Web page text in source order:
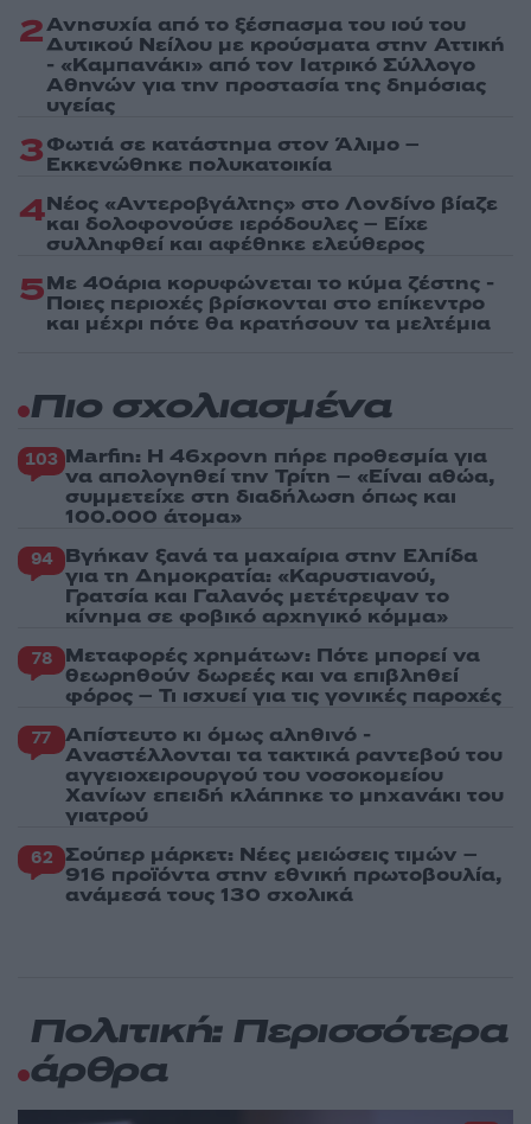
2Ανησυχία από το ξέσπασμα του ιού του
Δυτικού Νείλου με κρούσματα στην Αττική
- «Καμπανάκι» από τον Ιατρικό Σύλλογο
Αθηνών για την προστασία της δημόσιας
υγείας
3Φωτιά σε κατάστημα στον Άλιμο –
Εκκενώθηκε πολυκατοικία
4Νέος «Αντεροβγάλτης» στο Λονδίνο βίαζε
και δολοφονούσε ιερόδουλες – Είχε
συλληφθεί και αφέθηκε ελεύθερος
5Με 40άρια κορυφώνεται το κύμα ζέστης -
Ποιες περιοχές βρίσκονται στο επίκεντρο
και μέχρι πότε θα κρατήσουν τα μελτέμια
Πιο σχολιασμένα
103 Marfin: Η 46χρονη πήρε προθεσμία για
να απολογηθεί την Τρίτη – «Είναι αθώα,
συμμετείχε στη διαδήλωση όπως και
100.000 άτομα»
94 Βγήκαν ξανά τα μαχαίρια στην Ελπίδα
για τη Δημοκρατία: «Καρυστιανού,
Γρατσία και Γαλανός μετέτρεψαν το
κίνημα σε φοβικό αρχηγικό κόμμα»
78 Μεταφορές χρημάτων: Πότε μπορεί να
θεωρηθούν δωρεές και να επιβληθεί
φόρος – Τι ισχυεί για τις γονικές παροχές
77 Απίστευτο κι όμως αληθινό -
Aναστέλλονται τα τακτικά ραντεβού του
αγγειοχειρουργού του νοσοκομείου
Χανίων επειδή κλάπηκε το μηχανάκι του
γιατρού
62 Σούπερ μάρκετ: Νέες μειώσεις τιμών –
916 προϊόντα στην εθνική πρωτοβουλία,
ανάμεσά τους 130 σχολικά
Πολιτική: Περισσότερα
άρθρα